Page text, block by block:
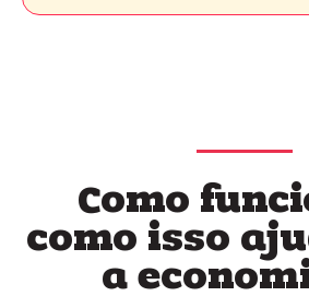
Como
como isso
a